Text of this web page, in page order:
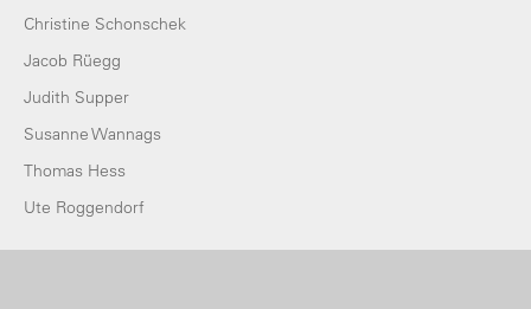
Christine Schonschek
Jacob Rüegg
Judith Supper
Susanne Wannags
Thomas Hess
Ute Roggendorf